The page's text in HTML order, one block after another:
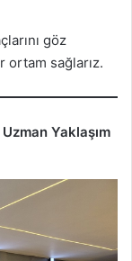
göz
sağlarız.
Yaklaşım